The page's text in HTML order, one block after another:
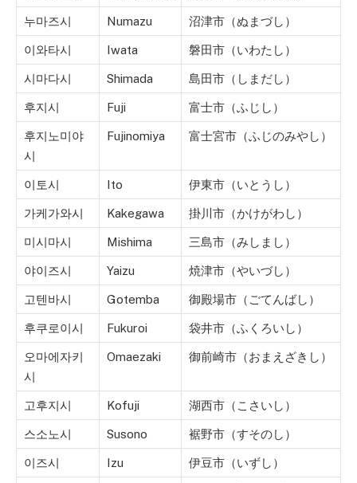
누마즈시 Numazu 沼津市（ぬまづし）
이와타시 Iwata 磐田市（いわたし）
시마다시 Shimada 島田市（しまだし）
후지시 Fuji 富士市（ふじし）
후지노미야
시
Fujinomiya 富士宮市（ふじのみやし）
이토시 Ito 伊東市（いとうし）
가케가와시 Kakegawa 掛川市（かけがわし）
미시마시 Mishima 三島市（みしまし）
야이즈시 Yaizu 焼津市（やいづし）
고텐바시 Gotemba 御殿場市（ごてんばし）
후쿠로이시 Fukuroi 袋井市（ふくろいし）
오마에자키
시
Omaezaki 御前崎市（おまえざきし）
고후지시 Kofuji 湖西市（こさいし）
스소노시 Susono 裾野市（すそのし）
이즈시 Izu 伊豆市（いずし）